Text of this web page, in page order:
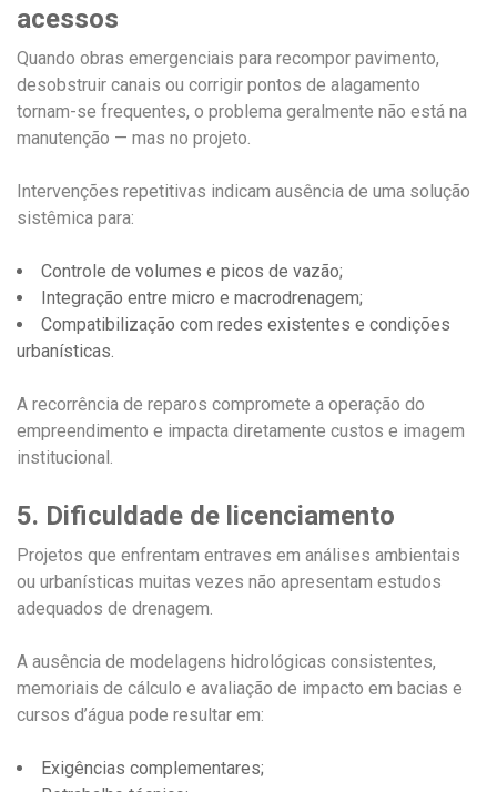
acessos
Quando obras emergenciais para recompor pavimento,
desobstruir canais ou corrigir pontos de alagamento
tornam-se frequentes, o problema geralmente não está na
manutenção — mas no projeto.
Intervenções repetitivas indicam ausência de uma solução
sistêmica para:
Controle de volumes e picos de vazão;
Integração entre micro e macrodrenagem;
Compatibilização com redes existentes e condições
urbanísticas.
A recorrência de reparos compromete a operação do
empreendimento e impacta diretamente custos e imagem
institucional.
5. Dificuldade de licenciamento
Projetos que enfrentam entraves em análises ambientais
ou urbanísticas muitas vezes não apresentam estudos
adequados de drenagem.
A ausência de modelagens hidrológicas consistentes,
memoriais de cálculo e avaliação de impacto em bacias e
cursos d’água pode resultar em:
Exigências complementares;